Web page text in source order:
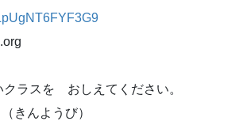
を おしえてください。
きんようび）